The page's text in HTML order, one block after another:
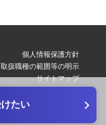
個人情報保護方針
取扱職種の範囲等の明示
サイトマップ
たい